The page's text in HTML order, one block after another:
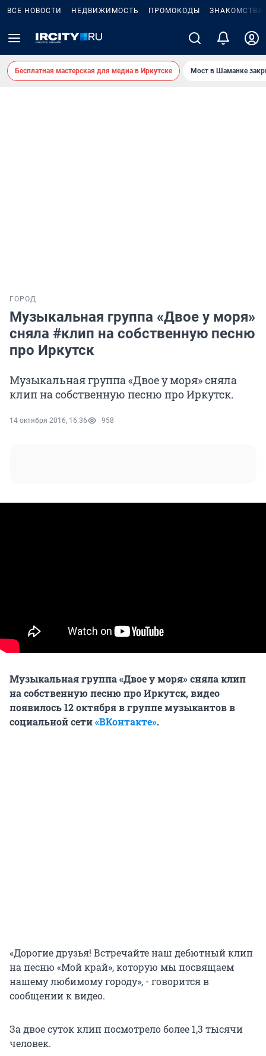
ВСЕ НОВОСТИ НЕДВИЖИМОСТЬ ПРОМОКОДЫ ЗНАКОМСТВА
Бесплатная мастерская для медиа в Иркутске Мост в Шаманке
ГОРОД
Музыкальная группа «Двое у моря»
сняла #клип на собственную песню
про Иркутск
Музыкальная группа «Двое у моря» сняла
клип на собственную песню про Иркутск.
14 октября 2016, 16:36 958
Музыкальная группа «Двое у моря» сняла клип
на собственную песню про Иркутск, видео
появилось 12 октября в группе музыкантов в
социальной сети«ВКонтакте».
«Дорогие друзья! Встречайте наш дебютный клип
на песню «Мой край», которую мы посвящаем
нашему любимому городу», - говорится в
сообщении к видео.
За двое суток клип посмотрело более 1,3 тысячи
человек.